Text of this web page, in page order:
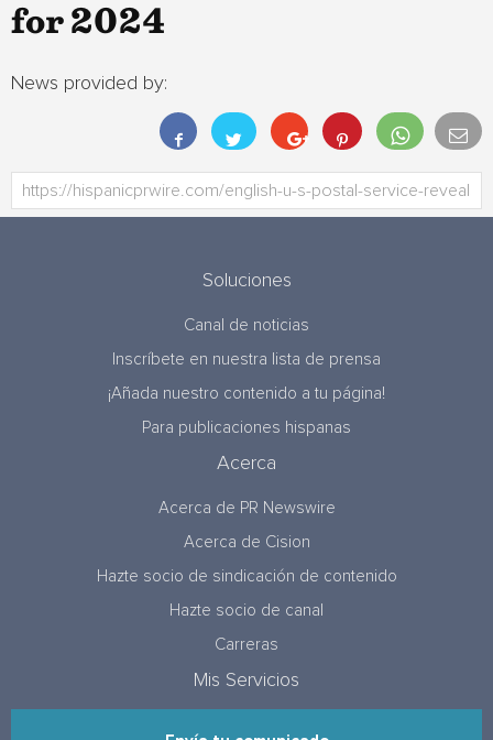
for 2024
News provided by:
Soluciones
Canal de noticias
Inscríbete en nuestra lista de prensa
¡Añada nuestro contenido a tu página!
Para publicaciones hispanas
Acerca
Acerca de PR Newswire
Acerca de Cision
Hazte socio de sindicación de contenido
Hazte socio de canal
Carreras
Mis Servicios